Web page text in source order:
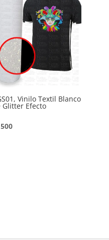
Vinilo Textil Blanco
Efecto
El